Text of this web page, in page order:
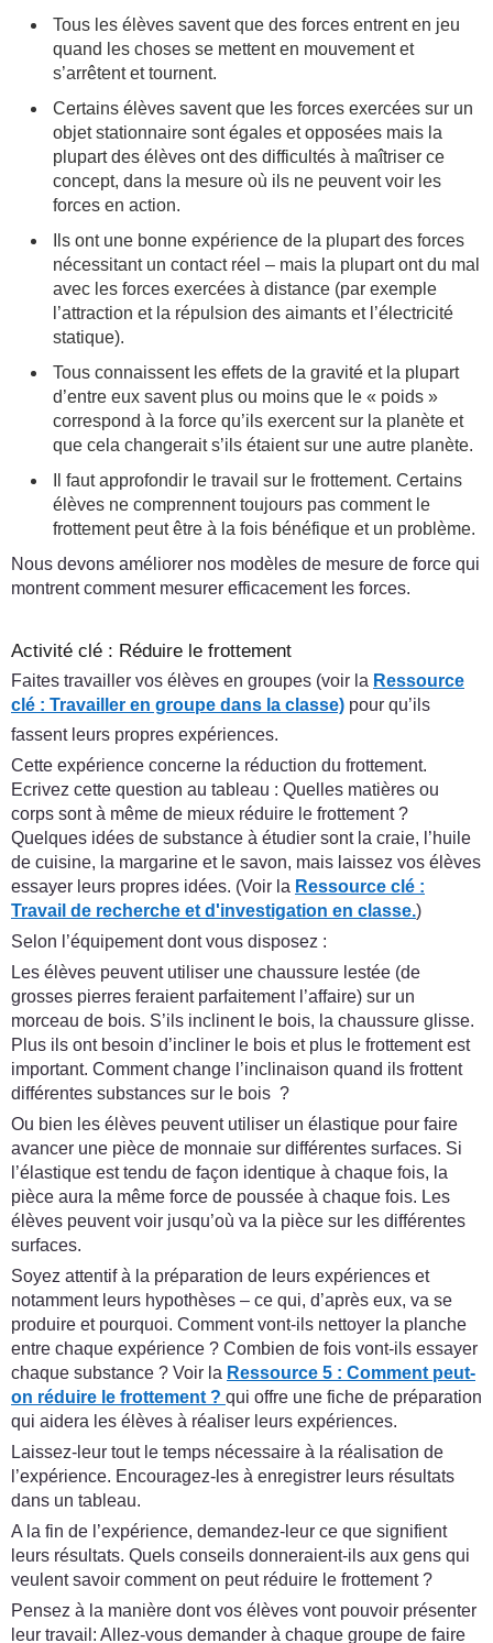
Tous les élèves savent que des forces entrent en jeu
quand les choses se mettent en mouvement et
s’arrêtent et tournent.
Certains élèves savent que les forces exercées sur un
objet stationnaire sont égales et opposées mais la
plupart des élèves ont des difficultés à maîtriser ce
concept, dans la mesure où ils ne peuvent voir les
forces en action.
Ils ont une bonne expérience de la plupart des forces
nécessitant un contact réel – mais la plupart ont du mal
avec les forces exercées à distance (par exemple
l’attraction et la répulsion des aimants et l’électricité
statique).
Tous connaissent les effets de la gravité et la plupart
d’entre eux savent plus ou moins que le « poids »
correspond à la force qu’ils exercent sur la planète et
que cela changerait s’ils étaient sur une autre planète.
Il faut approfondir le travail sur le frottement. Certains
élèves ne comprennent toujours pas comment le
frottement peut être à la fois bénéfique et un problème.
Nous devons améliorer nos modèles de mesure de force qui
montrent comment mesurer efficacement les forces.
Activité clé : Réduire le frottement
Faites travailler vos élèves en groupes (voir la Ressource
clé : Travailler en groupe dans la classe) pour qu’ils
fassent leurs propres expériences.
Cette expérience concerne la réduction du frottement.
Ecrivez cette question au tableau : Quelles matières ou
corps sont à même de mieux réduire le frottement ?
Quelques idées de substance à étudier sont la craie, l’huile
de cuisine, la margarine et le savon, mais laissez vos élèves
essayer leurs propres idées. (Voir la Ressource clé :
Travail de recherche et d'investigation en classe.)
Selon l’équipement dont vous disposez :
Les élèves peuvent utiliser une chaussure lestée (de
grosses pierres feraient parfaitement l’affaire) sur un
morceau de bois. S’ils inclinent le bois, la chaussure glisse.
Plus ils ont besoin d’incliner le bois et plus le frottement est
important. Comment change l’inclinaison quand ils frottent
différentes substances sur le bois ?
Ou bien les élèves peuvent utiliser un élastique pour faire
avancer une pièce de monnaie sur différentes surfaces. Si
l’élastique est tendu de façon identique à chaque fois, la
pièce aura la même force de poussée à chaque fois. Les
élèves peuvent voir jusqu’où va la pièce sur les différentes
surfaces.
Soyez attentif à la préparation de leurs expériences et
notamment leurs hypothèses – ce qui, d’après eux, va se
produire et pourquoi. Comment vont-ils nettoyer la planche
entre chaque expérience ? Combien de fois vont-ils essayer
chaque substance ? Voir la Ressource 5 : Comment peut-
on réduire le frottement ? qui offre une fiche de préparation
qui aidera les élèves à réaliser leurs expériences.
Laissez-leur tout le temps nécessaire à la réalisation de
l’expérience. Encouragez-les à enregistrer leurs résultats
dans un tableau.
A la fin de l’expérience, demandez-leur ce que signifient
leurs résultats. Quels conseils donneraient-ils aux gens qui
veulent savoir comment on peut réduire le frottement ?
Pensez à la manière dont vos élèves vont pouvoir présenter
leur travail: Allez-vous demander à chaque groupe de faire